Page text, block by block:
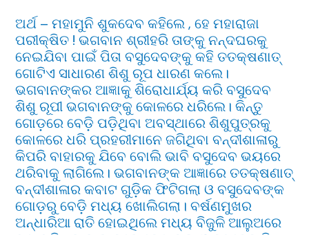
ଅର୍ଥ – ମହାମୁନି ଶୁକଦେବ କହିଲେ , ହେ ମହାରାଜା
ପରୀକ୍ଷିତ ! ଭଗବାନ ଶ୍ରୀହରି ତାଙ୍କୁ ନନ୍ଦଘରକୁ
ନେଇଯିବା ପାଇଁ ପିତା ବସୁଦେବଙ୍କୁ କହି ତତକ୍ଷଣାତ୍
ଗୋଟିଏ ସାଧାରଣ ଶିଶୁ ରୂପ ଧାରଣ କଲେ।
ଭଗବାନଙ୍କର ଆଜ୍ଞାକୁ ଶିରୋଧାର୍ଯ୍ୟ କରି ବସୁଦେବ
ଶିଶୁ ରୂପୀ ଭଗବାନଙ୍କୁ କୋଳରେ ଧରିଲେ। କିନ୍ତୁ
ଗୋଡ଼ରେ ବେଡ଼ି ପଡ଼ିଥିବା ଅବସ୍ଥାରେ ଶିଶୁପୁତ୍ରକୁ
କୋଳରେ ଧରି ପ୍ରହରୀମାନେ ଜଗିଥିବା ବନ୍ଦୀଶାଳାରୁ
କିପରି ବାହାରକୁ ଯିବେ ବୋଲି ଭାବି ବସୁଦେବ ଭୟରେ
ଥରିବାକୁ ଲାଗିଲେ। ଭଗବାନଙ୍କ ଆଜ୍ଞାରେ ତତକ୍ଷଣାତ୍
ବନ୍ଦୀଶାଳାର କବାଟ ଗୁଡ଼ିକ ଫିଟିଗଲା ଓ ବସୁଦେବଙ୍କ
ଗୋଡ଼ରୁ ବେଡ଼ି ମଧ୍ୟ ଖୋଲିଗଲା। ବର୍ଷଣମୁଖର
ଅନ୍ଧାରିଆ ରାତି ହୋଇଥିଲେ ମଧ୍ୟ ବିଜୁଳି ଆଲୁଅରେ